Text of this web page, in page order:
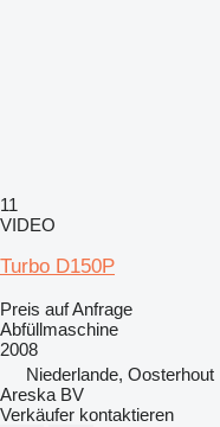
11
VIDEO
Turbo D150P
Preis auf Anfrage
Abfüllmaschine
2008
Niederlande, Oosterhout
Areska BV
Verkäufer kontaktieren